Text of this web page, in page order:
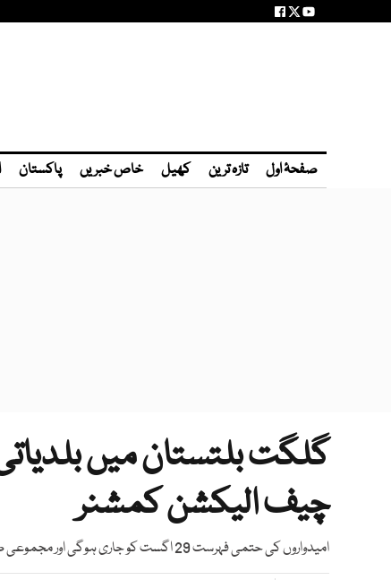
صفحۂ اول تازہ ترین کھیل خاص خبریں پاکستان
گلگت بلتستان میں
چیف الیکشن کمشنر
امیدواروں کی حتمی فہرست 29 اگست کو جاری ہوگی اور مجموعی طور پر ایک ہزار 343 نمائندے منتخب ہوں گے